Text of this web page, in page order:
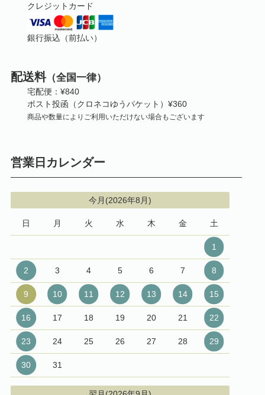
クレジットカード
銀行振込（前払い）
配送料（全国一律）
宅配便：¥840
ポスト投函（クロネコゆうパケット）¥360
商品や数量によりご利用いただけない場合もございます
営業日カレンダー
今月(2026年8月)
日 月 火 水 木 金 土
1
2 3 4 5 6 7 8
9 10 11 12 13 14 15
16 17 18 19 20 21 22
23 24 25 26 27 28 29
30 31